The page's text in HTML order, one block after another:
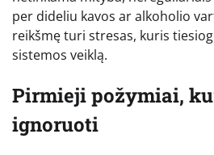
per dideliu kavos ar alkoholio
reikšmę turi stresas, kuris
sistemos veiklą.
Pirmieji požymiai,
ignoruoti